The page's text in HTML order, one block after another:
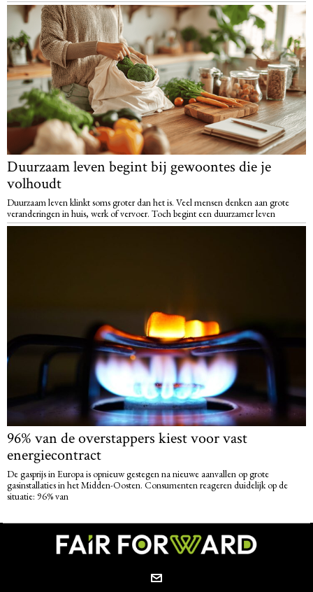
Duurzaam leven begint bij gewoontes die je
volhoudt
Duurzaam leven klinkt soms groter dan het is. Veel mensen denken aan grote
veranderingen in huis, werk of vervoer. Toch begint een duurzamer leven
96% van de overstappers kiest voor vast
energiecontract
De gasprijs in Europa is opnieuw gestegen na nieuwe aanvallen op grote
gasinstallaties in het Midden-Oosten. Consumenten reageren duidelijk op de
situatie: 96% van